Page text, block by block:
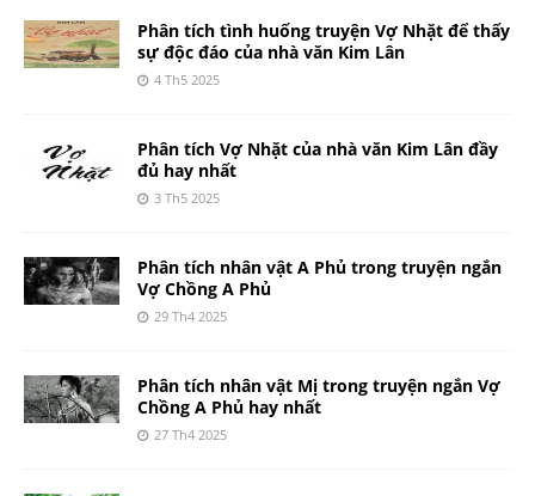
Phân tích tình huống truyện Vợ Nhặt để thấy
sự độc đáo của nhà văn Kim Lân
4 Th5 2025
Phân tích Vợ Nhặt của nhà văn Kim Lân đầy
đủ hay nhất
3 Th5 2025
Phân tích nhân vật A Phủ trong truyện ngắn
Vợ Chồng A Phủ
29 Th4 2025
Phân tích nhân vật Mị trong truyện ngắn Vợ
Chồng A Phủ hay nhất
27 Th4 2025